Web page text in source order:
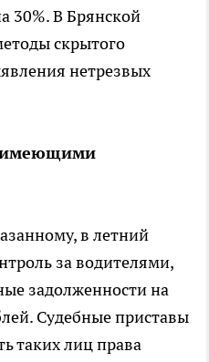
30%. В Брянской
скрытого
нетрезвых
имеющими
в летний
за водителями,
задолженности на
Судебные приставы
таких лиц права